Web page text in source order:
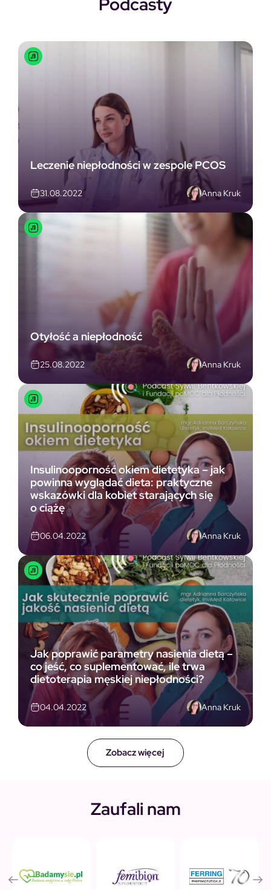
Zobacz więcej
Leczenie niepłodności w zespole PCOS
31.08.2022 Anna Kruk
Otyłość a niepłodność
25.08.2022 Anna Kruk
Insulinooporność okiem dietetyka – jak
powinna wyglądać dieta: praktyczne
wskazówki dla kobiet starających się
o ciążę
06.04.2022 Anna Kruk
Jak poprawić parametry nasienia dietą –
co jeść, co suplementować, ile trwa
dietoterapia męskiej niepłodności?
04.04.2022 Anna Kruk
Zaufali nam